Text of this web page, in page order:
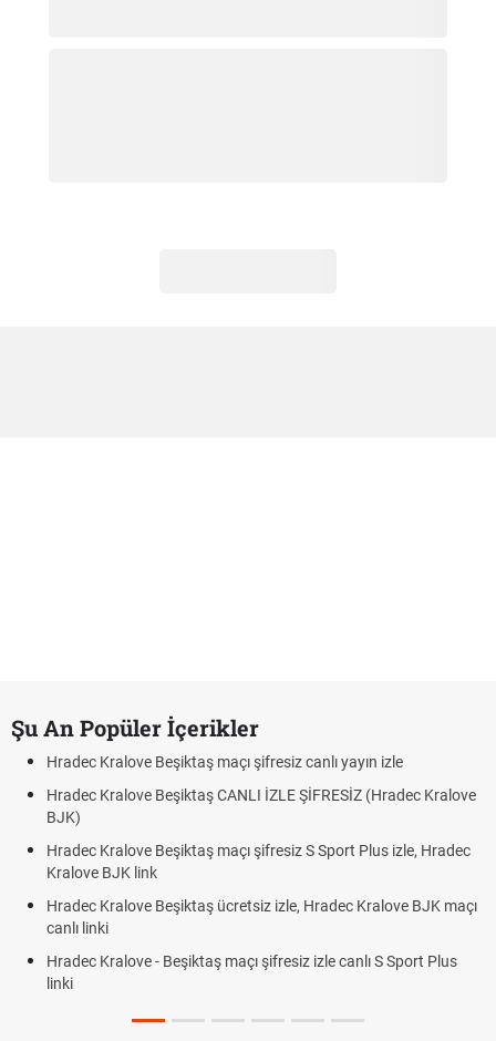
Şu An Popüler İçerikler
Hradec Kralove Beşiktaş maçı şifresiz canlı yayın izle
Hradec Kralove Beşiktaş CANLI İZLE ŞİFRESİZ (Hradec Kralove
BJK)
Hradec Kralove Beşiktaş maçı şifresiz S Sport Plus izle, Hradec
Kralove BJK link
Hradec Kralove Beşiktaş ücretsiz izle, Hradec Kralove BJK maçı
canlı linki
Hradec Kralove - Beşiktaş maçı şifresiz izle canlı S Sport Plus
linki